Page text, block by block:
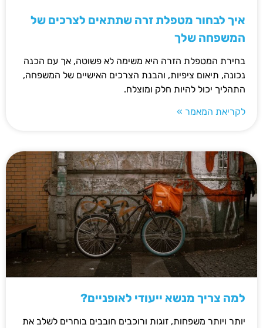
איך לבחור מטפלת זרה שתתאים לצרכים של
המשפחה שלך
בחירת המטפלת הזרה היא משימה לא פשוטה, אך עם הכנה
נכונה, תיאום ציפיות, והבנת הצרכים האישיים של המשפחה,
התהליך יכול להיות חלק ומוצלח.
לקריאת המאמר »
למה צריך מנשא ייעודי לאופניים?
יותר ויותר משפחות, זוגות ורוכבים חובבים בוחרים לשלב את